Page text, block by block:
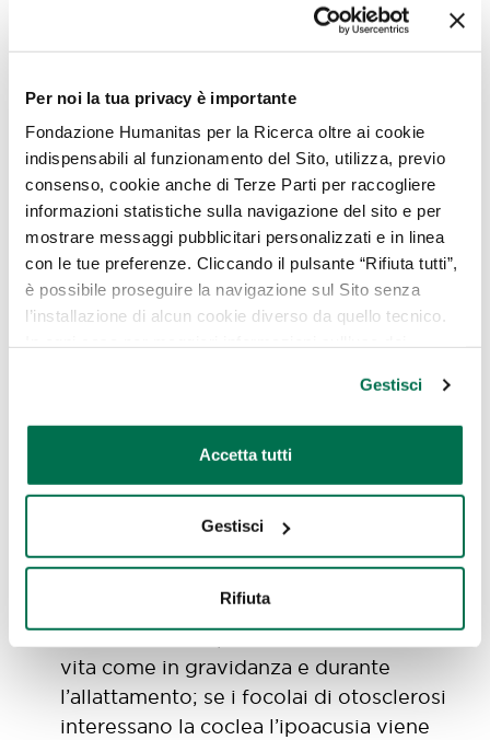
Per noi la tua privacy è importante
Fondazione Humanitas per la Ricerca oltre ai cookie
indispensabili al funzionamento del Sito, utilizza, previo
consenso, cookie anche di Terze Parti per raccogliere
informazioni statistiche sulla navigazione del sito e per
mostrare messaggi pubblicitari personalizzati e in linea
con le tue preferenze. Cliccando il pulsante “Rifiuta tutti”,
è possibile proseguire la navigazione sul Sito senza
l’installazione di alcun cookie diverso da quello tecnico.
oppure cliccare su “GESTISCI” per scegliere quali
cookie
Gestisci
Accetta tutti
Gestisci
Rifiuta
Questa patologia è la causa più comune di
ipoacusia acquisita (0,5-1,2% della
popolazione della razza bianca) e nel 70-
80% dei casi è bilaterale.
Interessa più spesso le donne, con un
rapporto fra maschi/femmine di 1:2.
L’età di maggiore incidenza è compresa
tra i 20 e i 40 anni.
ipoacusia trasmissiva causata, nella
maggior parte dei casi, dal progressivo
blocco dell’articolazione stapedo-ovalare
lineare, potendo subire brusche
accelerazioni in particolari momenti della
vita come in gravidanza e durante
l’allattamento; se i focolai di otosclerosi
interessano la coclea l’ipoacusia viene